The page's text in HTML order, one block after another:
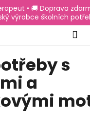
• 🚚 Doprava
výrobce školních
s
a